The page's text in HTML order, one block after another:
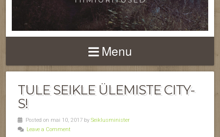
Menu
TULE SEIKLE ÜLEMISTE CITY-
S!
Posted on mai 10, 2017 by Seiklusminister
Leave a Comment